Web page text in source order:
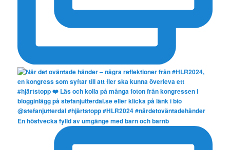
En höstvecka fylld av umgänge med barn och barnb